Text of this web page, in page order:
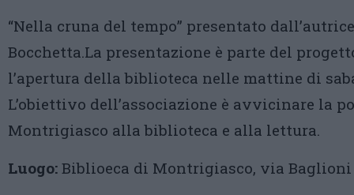
“Nella cruna del tempo” presentato
Bocchetta.La presentazione è parte del
l’apertura della biblioteca nelle mattine di
L’obiettivo dell’associazione è avvicinare la
Montrigiasco alla biblioteca e alla lettura.
Luogo: Biblioeca di Montrigiasco, via Baglioni